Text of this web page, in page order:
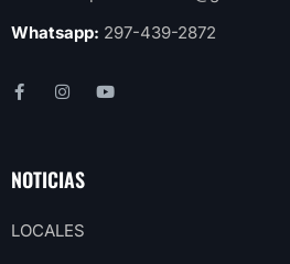
Whatsapp: 297-439-2872
NOTICIAS
LOCALES